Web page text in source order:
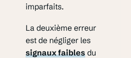
imparfaits.
La deuxième erreur
est de négliger les
signaux faiblesdu